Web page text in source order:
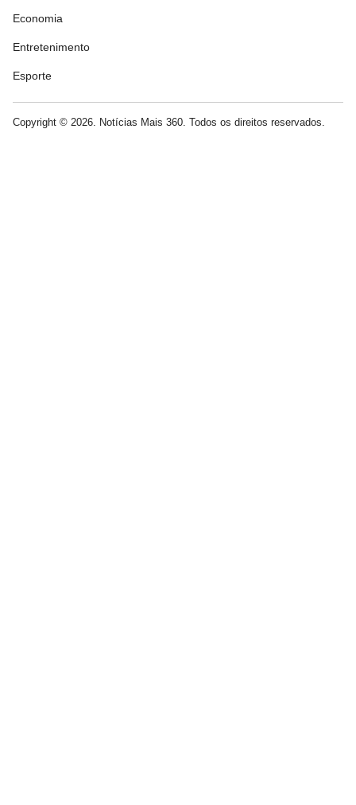
Economia
Entretenimento
Esporte
Copyright © 2026. Notícias Mais 360. Todos os direitos reservados.